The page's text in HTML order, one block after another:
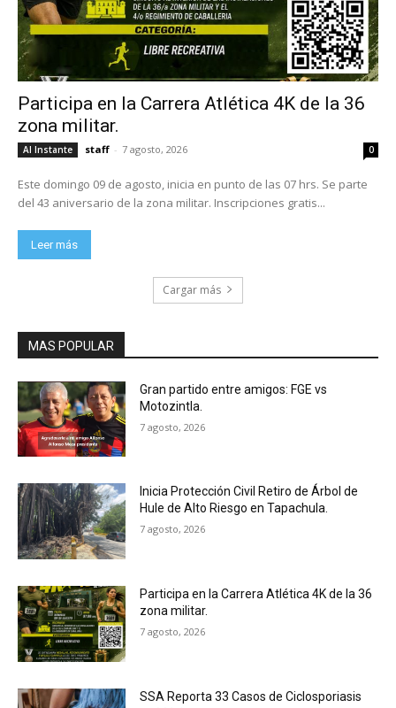
Participa en la Carrera Atlética 4K de la 36
zona militar.
Al Instante staff - 7 agosto, 2026 0
Este domingo 09 de agosto, inicia en punto de las 07 hrs. Se parte
del 43 aniversario de la zona militar. Inscripciones gratis...
Leer más
Cargar más
MAS POPULAR
Gran partido entre amigos: FGE vs
Motozintla.
7 agosto, 2026
Inicia Protección Civil Retiro de Árbol de
Hule de Alto Riesgo en Tapachula.
7 agosto, 2026
Participa en la Carrera Atlética 4K de la 36
zona militar.
7 agosto, 2026
SSA Reporta 33 Casos de Ciclosporiasis